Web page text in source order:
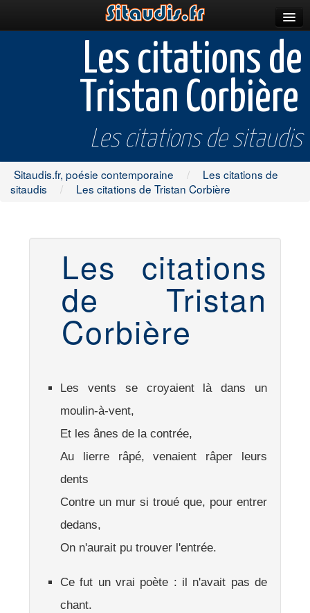
Célébrations
Les citations de
Tristan Corbière
Les citations de sitaudis
Sitaudis.fr, poésie contemporaine /
Les citations de
sitaudis
/ Les citations de Tristan Corbière
Les citations
de Tristan
Corbière
Les vents se croyaient là dans un
moulin-à-vent,
Et les ânes de la contrée,
Au lierre râpé, venaient râper leurs
dents
Contre un mur si troué que, pour entrer
dedans,
On n'aurait pu trouver l'entrée.
Ce fut un vrai poète : il n'avait pas de
chant.